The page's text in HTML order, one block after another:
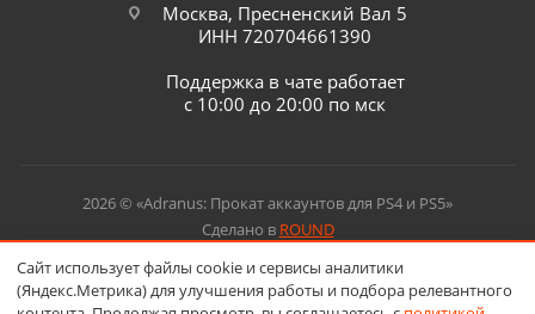
Москва, Пресненский Вал 5
ИНН 720704661390
Поддержка в чате работает
с 10:00 до 20:00 по мск
2026 © «Adranus: Прокат аккаунтов для PS4 и PS5»
Сделано в ROUND
Сайт использует файлы cookie и сервисы аналитики
(Яндекс.Метрика) для улучшения работы и подбора релевантного